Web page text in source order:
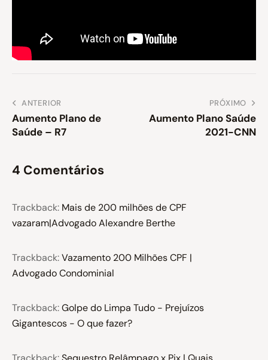
ANTERIOR
Aumento Plano de
Saúde – R7
PRÓXIMO
Aumento Plano Saúde
2021-CNN
4 Comentários
Trackback: Mais de 200 milhões de CPF
vazaram|Advogado Alexandre Berthe
Trackback:Vazamento 200 Milhões CPF |
Advogado Condominial
Trackback:Golpe do Limpa Tudo - Prejuízos
Gigantescos - O que fazer?